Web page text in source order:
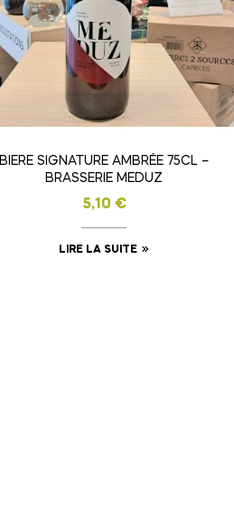
BIERE SIGNATURE AMBRÉE 75CL –
BRASSERIE MEDUZ
5,10 €
LIRE LA SUITE